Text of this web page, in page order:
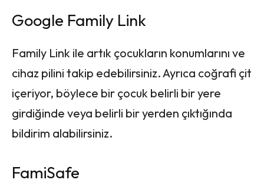
Google Family Link
Family Link ile artık çocukların konumlarını ve
cihaz pilini takip edebilirsiniz. Ayrıca coğrafi çit
içeriyor, böylece bir çocuk belirli bir yere
girdiğinde veya belirli bir yerden çıktığında
bildirim alabilirsiniz.
FamiSafe